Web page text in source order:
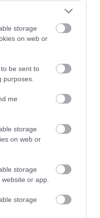
storage
on web or
be sent to
purposes.
me
storage
on web or
storage
or app.
storage
így lopja el az
11:59
kijátszani a Windows
körözés alatt álló
tartóztattak le
egy többmilliós
támadás miatt
jól jársz, ha előfizetsz
14:40